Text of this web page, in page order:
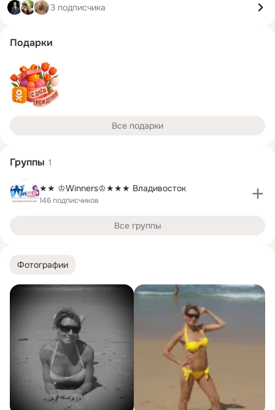
Фотографии
3 подписчика
Подарки
Все подарки
Группы 1
★★ ♔Winners♔★★★ Владивосток
146 подписчиков
Все группы